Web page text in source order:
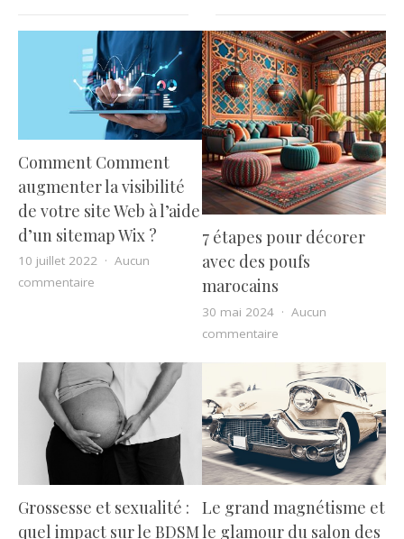
Comment Comment
augmenter la visibilité
de votre site Web à l’aide
d’un sitemap Wix ?
10 juillet 2022
Aucun
commentaire sur Comment Comment augmenter la visibilité de
7 étapes pour décorer
avec des poufs
marocains
30 mai 2024
Aucun
commentaire
Grossesse et sexualité :
quel impact sur le BDSM
Le grand magnétisme et
le glamour du salon des